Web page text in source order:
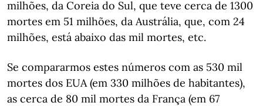
milhões, da Coreia do Sul, que teve cerca de 1300
mortes em 51 milhões, da Austrália, que, com 24
milhões, está abaixo das mil mortes, etc.
Se compararmos estes números com as 530 mil
mortes dos EUA (em 330 milhões de habitantes),
as cerca de 80 mil mortes da França (em 67